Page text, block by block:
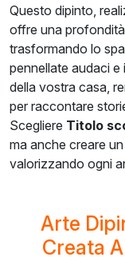
Questo dipinto,
offre una
trasformando lo
pennellate audaci
della vostra casa,
per raccontare
Scegliere Titolo
ma anche creare
valorizzando ogni
Arte
Creata